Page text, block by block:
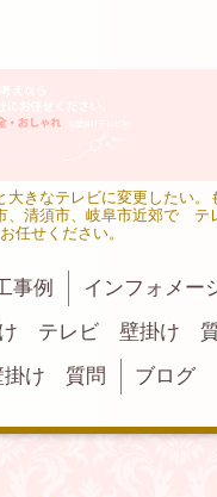
大きなテレビに変更したい
市、清須市、岐阜市近郊
せください。
事例 インフォメー
テレビ 壁掛け
け 質問
ブログ